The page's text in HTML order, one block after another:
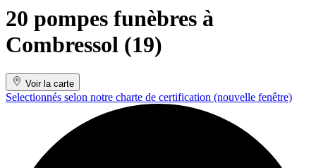
20 pompes funèbres à
Combressol (19)
Voir la carte
Selectionnés selon notre charte de certification (nouvelle fenêtre)